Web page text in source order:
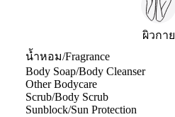
ผิวกาย
น้ำหอม/Fragrance
Body Soap/Body Cleanser
Other Bodycare
Scrub/Body Scrub
Sunblock/Sun Protection